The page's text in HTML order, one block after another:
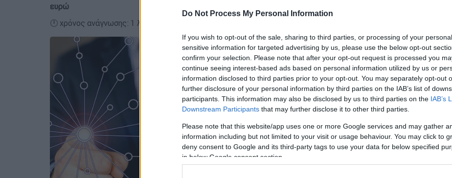
Do Not Process My Personal Information
If you wish to opt-out of the sale, sharing to third parties, or processing of your
sensitive information for targeted advertising by us, please use the below opt-out
confirm your selection. Please note that after your opt-out request is processed you
continue seeing interest-based ads based on personal information utilized by us or
information disclosed to third parties prior to your opt-out. You may separately opt-out
further disclosure of your personal information by third parties on the IAB’s list of
participants. This information may also be disclosed by us to third parties on the IAB’s
Downstream Participants that may further disclose it to other third parties.
Please note that this website/app uses one or more Google services and may gather
information including but not limited to your visit or usage behaviour. You may click to
deny consent to Google and its third-party tags to use your data for below specified
in below Google consent section.
ευρώ
🕛 χρόνος ανάγνωσης: 1 λεπτό ┋